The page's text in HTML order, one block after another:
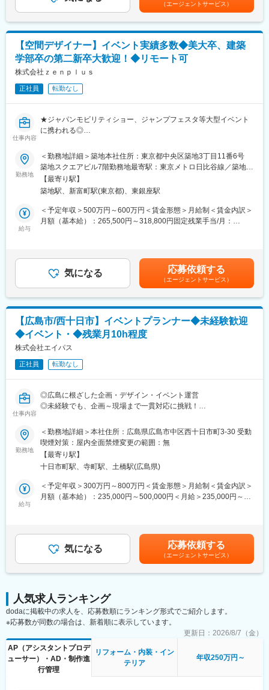
た世界を存分に知ることができます。
◆取引先の数や規模が幅広いのが特徴で様々な空間デザインに携
わることができ、企業が提示するブランドの世界観、BtoBから
BtoCまで、人々の心を揺るがす多くの空間デザインを行えます
変更の範囲：会社の定める業務
業務
・社内の専門セクション（設営、広報、安全管理 等）や協力会社
との連携・調整
・当日の現場運営支援、フォロー、トラブル対応
◎IPビジネスの構築と主催イベントの立ち上げ
・担当イベントを通じて関係性を築いた企業などとのネットワー
クを活かし、新たなビジネスを企画・提案
・これまで積み重ねたノウハウを活用し、出資を募り主催者とし
てイベントを展開
・パートナー企業との協業、スポンサー獲得、出資者との交渉な
■組織体制
課長(40代)、メンバー(20代1名、30代1名、40代1名)＋契約社員
の方
■当社の特徴
国際スポーツ大会を始め各種スポーツイベント、国や自治体主催
《受注先》官公庁、電通、博報堂、ADK、大広、ソニーミュージ
ック、ミッドタウン、テレビ朝日 等
■強み
イベント企画・会場制作・運営・進行・当日の運営(警備等)まで一
貫して自社で完結できるため素早い対応が可能です。また安全面
でのクオリティも担保することができ、安全なイベント運営を可
能にしております。
業界内では最後の砦と言われ、当社にできないイベントはどこの
変更の範囲：会社の定める業務
額であり、選考を通じて上下する可能性があります。月給(月額)は
固定手当を含めた表記です。
（エージェントサービス）
【空間デザイナー】イベント実績多数◆美大卒、建築
学部卒の第二新卒大歓迎！◆リモート可
株式会社ｚｅｎｐｌｕｓ
正社員 転勤なし
仕事内容
★ジャパンモビリティショー、ジャンプフェスタ等大型イベント
に携われる◎
■職務内容：
イベントプロダクション会社の当社にて、ジャンプフェスタ、ジ
ャパンモビリティショーといった著名イベントをはじめ、展示
会・ポップアップ・ショールームなど、多彩な空間デザインを手
掛けていただきます。
クライアントや社内のイベントプロデューサー・プランナーと連
・イベント・展示会・商業施設の空間デザイン設計
・VectorworksやTwinmotionを用いたパース制作・動画提案資料作
・協力会社との調整や進行管理
・実施段階での現場ディレクション（必要に応じて）
■当社実績
https://zenplus.co.jp/
・Mercedes-Benz Japan Mobility Show
・ハイキュー!! FAN PARK 他多数
■ポジションの魅力
◎大規模イベントから小規模ポップアップまで幅広い案件に携わ
◎企画～実施まで一気通貫で関わるため、デザインが実際に「空
間」として形になるやりがい
◎Twinmotionを用いた動画提案など、最新の表現技術を習得可能
◎入社後は先輩社員が案件を並走しながら指導し、ステップを踏
◎リモート可
作・運営をはじめ、社内に空間デザイン部やキャスティング、SP
ツールの企画制作部などを揃え、ワンストップサービスのイベン
ト総合プロデュースを手掛けております。デジタルとリアルを掛
け合わせ、話題を生み出す“体験”を共に創り出しましょう！
変更の範囲：会社の定める業務
勤務地
＜勤務地詳細＞築地本社住所：東京都中央区築地3丁目11番6号
築地スクエアビル7階勤務地最寄駅：東京メトロ日比谷線／築地駅
受動喫煙対策：屋内喫煙可能場所あり変更の範囲：無
【最寄り駅】
築地駅、新富町駅(東京都)、東銀座駅
給与
＜予定年収＞500万円～600万円＜賃金形態＞月給制＜賃金内訳＞
月額（基本給）：265,500円～318,800円固定残業手当/月：
初年度：ご年収を14カ月で割り、2か月分は賞与として支給■応相
談：・年俸制・査定、給与改定年1回（4月）・年収額を14カ月で
割り、賞与月（6月・12月）に各1か月分を支給詳細については前
職のご経験・給与水準を考慮のうえ決定いたします。賃金はあく
までも目安の金額であり、選考を通じて上下する可能性がありま
す。月給(月額)は固定手当を含めた表記です。
気になる 応募依頼する
（エージェントサービス）
【広島市/西十日市】イベントプランナー◆未経験歓迎
◆イベント・◆残業月10h程度
株式会社エイパス
正社員 転勤なし
仕事内容
◎広島に根ざした企画・デザイン・イベント運営
◎未経験でも、企画～現場まで一貫対応に挑戦！
方を募集しています！
■この求人について
〇一言でいうと…
・未経験からクリエイティブディレクターへ。幅広いスキルを身
につけられる仕事内容になっています。
「WEB3.0」というこの時代
・この時代に順応していくために、クリエイティブ産業ではWEB
化はありません。そうした「変わらない価値観」を、「変わる技
術・クリエイティビティ」の力で表現していく。当社の求める人
物は変化を楽しめる人物です。
■仕事内容
〇詳細なお仕事
・クライアント（企業・行政など）の課題や要望のヒアリング
・展示会・イベント・広告物など最適な手法の企画提案、見積作
勤務地
＜勤務地詳細＞本社住所：広島県広島市中区西十日市町3-30 受動
喫煙対策：屋内全面禁煙変更の範囲：無
【最寄り駅】
十日市町駅、寺町駅、土橋駅(広島県)
給与
＜予定年収＞300万円～800万円＜賃金形態＞月給制＜賃金内訳＞
月額（基本給）：235,000円～500,000円＜月給＞235,000円～
変動します賃金はあくまでも目安の金額であり、選考を通じて上
下する可能性があります。月給(月額)は固定手当を含めた表記で
す。
気になる 応募依頼する
（エージェントサービス）
人気求人ランキング
dodaに掲載中の求人を、応募数順にランキング形式でご紹介します。
※応募数が同数の場合は、新着順に表示しています。
更新日： 2026/8/7（金）
AP（アシスタントプロデ
ューサー）・AD・制作進
行管理
リフォーム・内装・イン
テリア
年収250万円～